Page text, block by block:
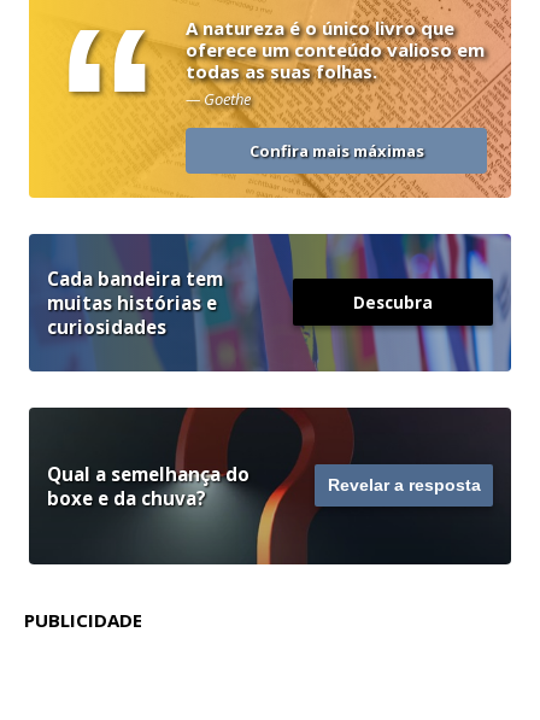
“
A natureza é o único livro que
oferece um conteúdo valioso em
todas as suas folhas.
— Goethe
Confira mais máximas
Cada bandeira tem
muitas histórias e
curiosidades
Descubra
Qual a semelhança do
boxe e da chuva?
Revelar a resposta
PUBLICIDADE